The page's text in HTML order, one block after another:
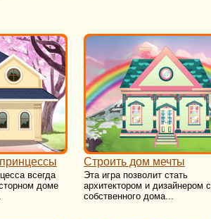
всегда
доме
Строить дом мечты
Эта игра позволит стать
архитектором и дизайнером
собственного дома...